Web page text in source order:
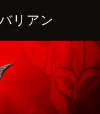
リアン